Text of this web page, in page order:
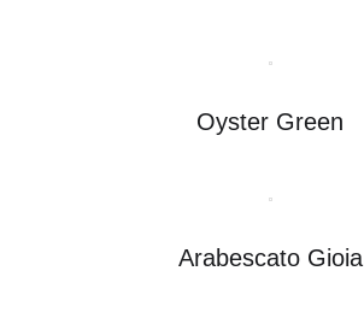
Oyster Green
Arabescato Gioia